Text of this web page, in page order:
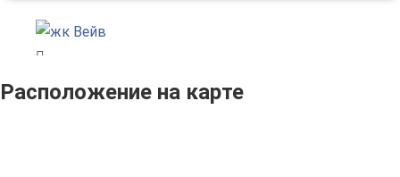
Расположение на карте